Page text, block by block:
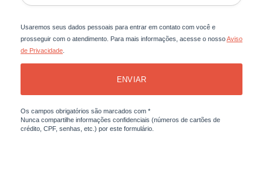
Usaremos seus dados pessoais para entrar em contato com você e
prosseguir com o atendimento. Para mais informações, acesse o nossoAviso
de Privacidade
ENVIAR
Os campos obrigatórios são marcados com *
Nunca compartilhe informações confidenciais (números de cartões de
crédito, CPF, senhas, etc.) por este formulário.